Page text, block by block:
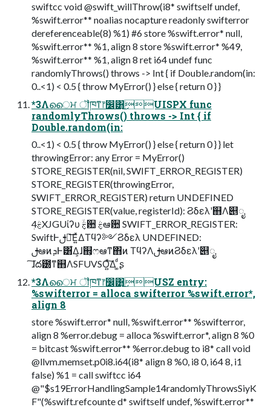
swiftcc void @swift_willThrow(i8* swiftself undef,
%swift.error** noalias nocapture readonly swifterror
dereferenceable(8) %1) #6 store %swift.error* null,
%swift.error** %1, align 8 store %swift.error* %49,
%swift.error** %1, align 8 ret i64 undef func
randomlyThrows() throws -> Int { if Double.random(in:
0..<1) < 0.5 { throw MyError() } else { return 0 } }
*3Λൈਮ ॏཁͳ෦෼͸͜͜UISPX func
randomlyThrows() throws -> Int { if
Double.random(in:
0..<1) < 0.5 { throw MyError() } else { return 0 } } let
throwingError: any Error = MyError()
STORE_REGISTER(nil, SWIFT_ERROR_REGISTER)
STORE_REGISTER(throwingError,
SWIFT_ERROR_REGISTER) return UNDEFINED
STORE_REGISTER(value, registerId): Ϩδελʹ஋Λ୅ೖ
SwiftͰࢦఆ͞Ε͍ͯΔΤϥʔ༻Ϩδελ UNDEFINED:
ࢦఆͷܕͰ͸͋Δ͕ɺ஋͕ෆఆͳ΋ͷ ΤϥʔΛࢦఆͷϨδελʹ୅ೖ
͠ɺద౰ͳ஋ΛSFUVSO͍ͯ͠Δ ͚ͩʂ
*3Λൈਮ ॏཁͳ෦෼͸͜͜USZ entry:
%swifterror = alloca swifterror %swift.error*,
align 8
store %swift.error* null, %swift.error** %swifterror,
align 8 %error.debug = alloca %swift.error*, align 8 %0
= bitcast %swift.error** %error.debug to i8* call void
@llvm.memset.p0i8.i64(i8* align 8 %0, i8 0, i64 8, i1
false) %1 = call swiftcc i64
@"$s19ErrorHandlingSample14randomlyThrowsSiyK
F"(%swift.refcounte d* swiftself undef, %swift.error**